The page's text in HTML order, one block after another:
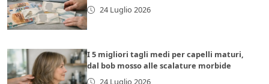
24 Luglio 2026
I 5 migliori tagli medi per capelli maturi,
dal bob mosso alle scalature morbide